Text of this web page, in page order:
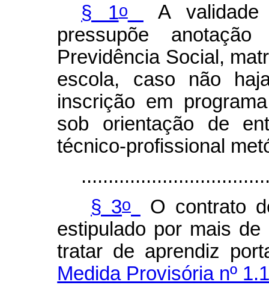
§ 1o
A validade
pressupõe
Previdência Social,
escola, caso não
inscrição em
sob orientação de
técnico-profissional
§ 3o
O contrato
estipulado por mais
tratar de aprendiz
Medida Provisória nº